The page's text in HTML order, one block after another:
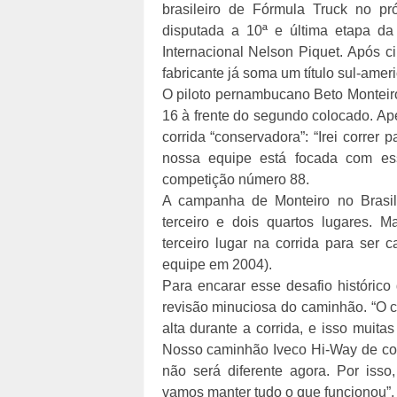
brasileiro de Fórmula Truck no
disputada a 10ª e última etapa
Internacional Nelson Piquet. Após
fabricante já soma um título sul-
O piloto pernambucano Beto
16 à frente do segundo colocado.
corrida “conservadora”: “Irei correr
nossa equipe está focada com
competição número 88.
A campanha de Monteiro no
terceiro e dois quartos lugares.
terceiro lugar na corrida para ser
equipe em 2004).
Para encarar esse desafio
revisão minuciosa do caminhão. “O
alta durante a corrida, e isso
Nosso caminhão Iveco Hi-Way de
não será diferente agora. Por
vamos manter tudo o que